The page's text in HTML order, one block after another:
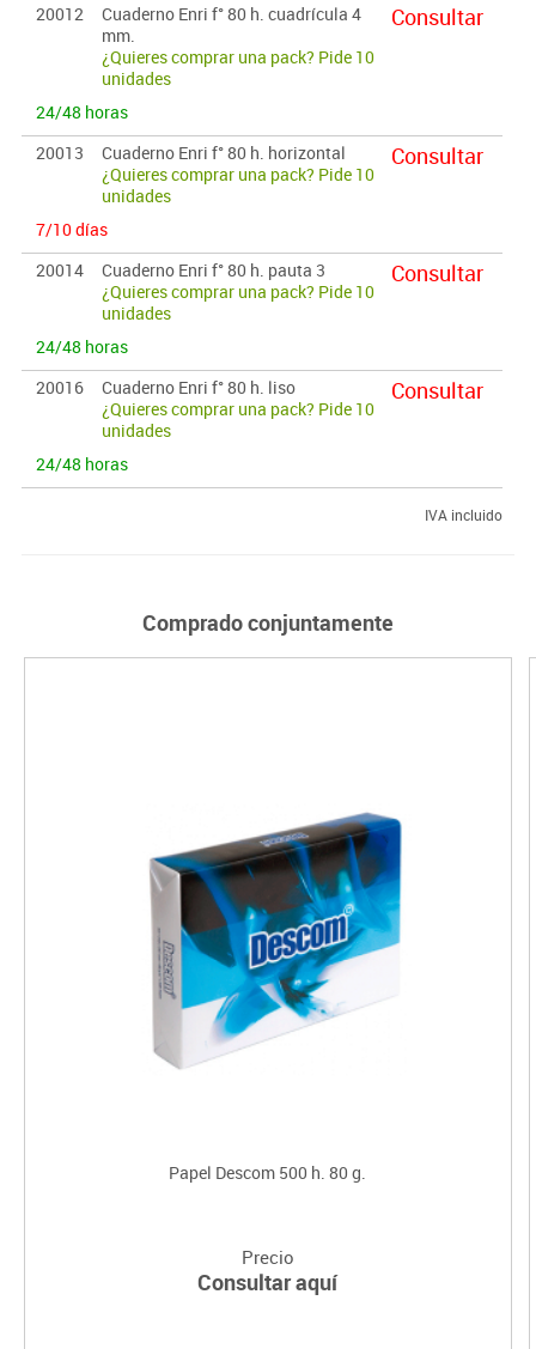
20012
Cuaderno Enri f° 80 h. cuadrícula 4
mm.
¿Quieres comprar una pack? Pide 10
unidades
24/48 horas
Consultar
20013
Cuaderno Enri f° 80 h. horizontal
¿Quieres comprar una pack? Pide 10
unidades
7/10 días
Consultar
20014
Cuaderno Enri f° 80 h. pauta 3
¿Quieres comprar una pack? Pide 10
unidades
24/48 horas
Consultar
20016
Cuaderno Enri f° 80 h. liso
¿Quieres comprar una pack? Pide 10
unidades
24/48 horas
Consultar
IVA incluido
Comprado conjuntamente
Papel Descom 500 h. 80 g.
Precio
Consultar aquí